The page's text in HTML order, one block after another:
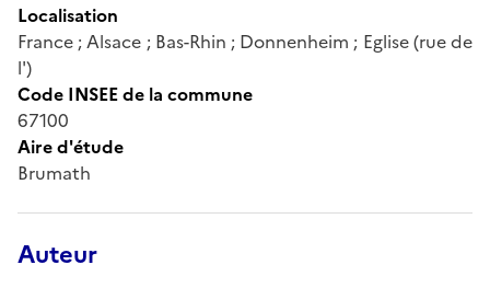
Localisation
France ; Alsace ; Bas-Rhin ; Donnenheim ; Eglise (rue de
l')
Code INSEE de la commune
67100
Aire d'étude
Brumath
Auteur